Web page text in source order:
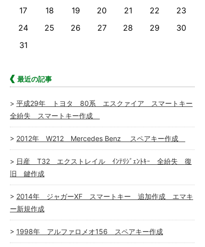
17
18 19 20 21 22
23
24
25 26 27 28 29
30
31
最近の記事
平成29年 トヨタ 80系 エスクァイア スマートキー
全紛失 スマートキー作成
2012年 W212 Mercedes Benz スペアキー作成
日産 T32 エクストレイル ｲﾝﾃﾘｼﾞｪﾝﾄｷｰ 全紛失 復
旧 鍵作成
2014年 ジャガーXF スマートキー 追加作成 エマキ
ー新規作成
1998年 アルファロメオ156 スペアキー作成